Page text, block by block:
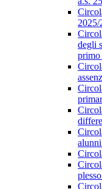
2025/
degli
primo